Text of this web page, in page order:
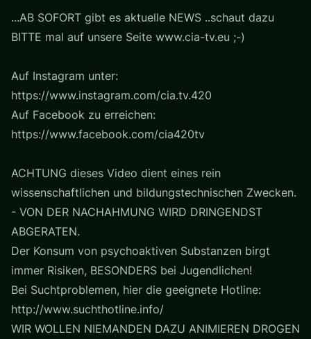
...AB SOFORT gibt es aktuelle NEWS ..schaut dazu
BITTE mal auf unsere Seite www.cia-tv.eu ;-)
Auf Instagram unter:
https://www.instagram.com/cia.tv.420
Auf Facebook zu erreichen:
https://www.facebook.com/cia420tv
ACHTUNG dieses Video dient eines rein
wissenschaftlichen und bildungstechnischen Zwecken.
- VON DER NACHAHMUNG WIRD DRINGENDST
ABGERATEN.
Der Konsum von psychoaktiven Substanzen birgt
immer Risiken, BESONDERS bei Jugendlichen!
Bei Suchtproblemen, hier die geeignete Hotline:
http://www.suchthotline.info/
WIR WOLLEN NIEMANDEN DAZU ANIMIEREN DROGEN